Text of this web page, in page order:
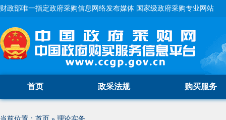
财政部唯一指定政府采购信息网络发布媒体 国家级政府采购专业网站
首页 政采法规 购买服务